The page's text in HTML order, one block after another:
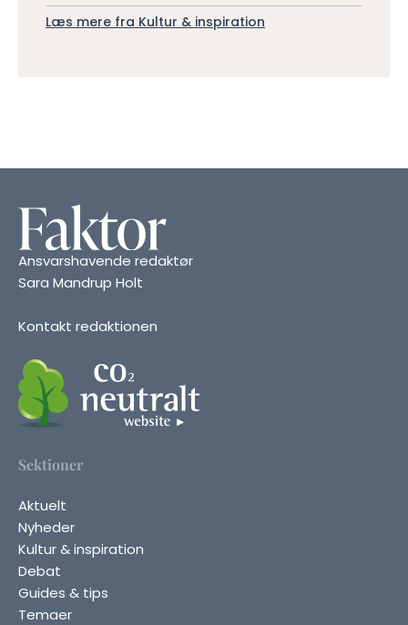
Læs mere fra Kultur & inspiration
Ansvarshavende redaktør
Sara Mandrup Holt
Kontakt redaktionen
Sektioner
Aktuelt
Nyheder
Kultur & inspiration
Debat
Guides & tips
Temaer